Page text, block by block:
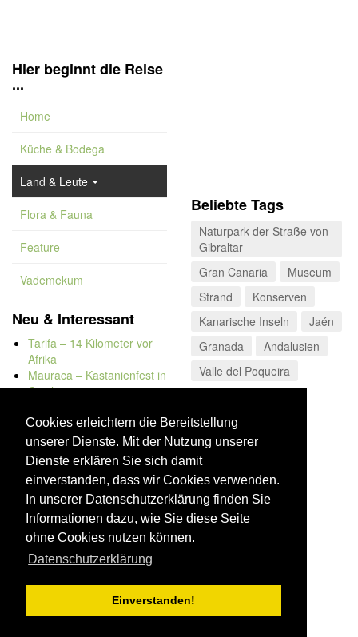
Cookies erleichtern die Bereitstellung
unserer Dienste. Mit der Nutzung unserer
Dienste erklären Sie sich damit
einverstanden, dass wir Cookies verwenden.
In unserer Datenschutzerklärung finden Sie
Informationen dazu, wie Sie diese Seite
ohne Cookies nutzen können.
Datenschutzerklärung
Einverstanden!
Hier beginnt die Reise
...
Home
Küche & Bodega
Land & Leute
Flora & Fauna
Feature
Vademekum
Neu & Interessant
Tarifa – 14 Kilometer vor
Afrika
Mauraca – Kastanienfest in
Capileira
Bolonia
Kap Trafalgar
Düne von Bolonia
Beliebte Tags
Naturpark der Straße von
Gibraltar
Gran Canaria
Museum
Strand
Konserven
Kanarische Inseln
Jaén
Granada
Andalusien
Valle del Poqueira